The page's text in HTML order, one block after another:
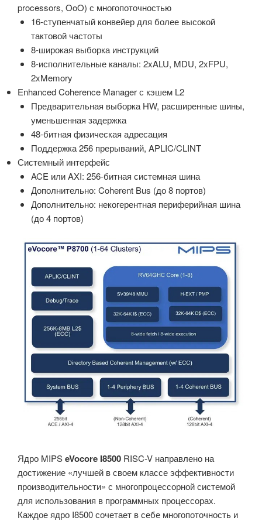
processors, OoO) с многопоточностью
16-ступенчатый конвейер для более высокой
тактовой частоты
8-широкая выборка инструкций
8-исполнительные каналы: 2xALU, MDU, 2xFPU,
2xMemory
Enhanced Coherence Manager с кэшем L2
Предварительная выборка HW, расширенные шины,
уменьшенная задержка
48-битная физическая адресация
Поддержка 256 прерываний, APLIC/CLINT
Системный интерфейс
ACE или AXI: 256-битная системная шина
Дополнительно: Coherent Bus (до 8 портов)
Дополнительно: некогерентная периферийная шина
(до 4 портов)
Ядро MIPSeVocore I8500 RISC-V направлено на
достижение «лучшей в своем классе эффективности
производительности» с многопроцессорной системой
для использования в программных процессорах.
Каждое ядро ​​I8500 сочетает в себе многопоточность и